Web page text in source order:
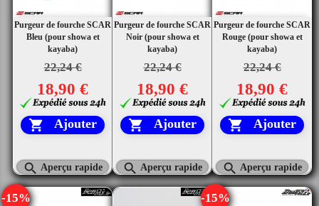
Purgeur de fourche SCAR
Bleu (pour showa et
kayaba)
22,24 €
18,90 €
 Ajouter
 Aperçu rapide
Purgeur de fourche SCAR
Noir (pour showa et
kayaba)
22,24 €
18,90 €
 Ajouter
 Aperçu rapide
Purgeur de fourche SCAR
Rouge (pour showa et
kayaba)
22,24 €
18,90 €
 Ajouter
 Aperçu rapide
-15% -15%